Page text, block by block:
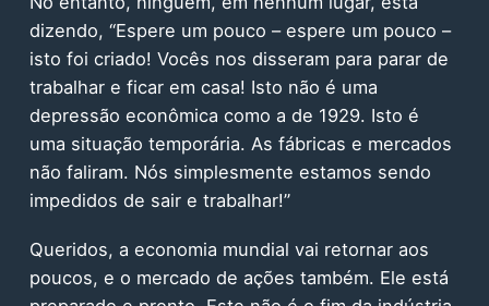
dizendo, “Espere um pouco – espere um pouco –
isto foi criado! Vocês nos disseram para parar de
trabalhar e ficar em casa! Isto não é uma
depressão econômica como a de 1929. Isto é
uma situação temporária. As fábricas e mercados
não faliram. Nós simplesmente estamos sendo
impedidos de sair e trabalhar!”
Queridos, a economia mundial vai retornar aos
poucos, e o mercado de ações também. Ele está